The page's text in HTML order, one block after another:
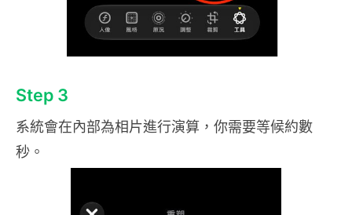
Step 3
系統會在內部為相片進行演算，你需要等候約數
秒。